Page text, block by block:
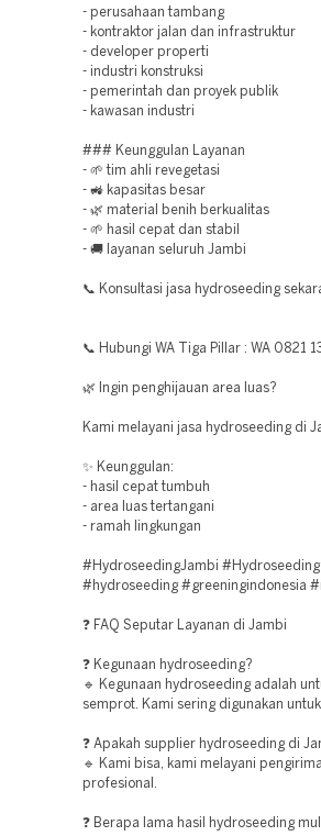
- perusahaan tambang
- kontraktor jalan dan infrastruktur
- developer properti
- industri konstruksi
- pemerintah dan proyek publik
- kawasan industri
### Keunggulan Layanan
- 🌱 tim ahli revegetasi
- 🚜 kapasitas besar
- 🌿 material benih berkualitas
- 🌱 hasil cepat dan stabil
- 🚚 layanan seluruh Jambi
📞 Konsultasi jasa hydroseeding
📞 Hubungi WA Tiga Pillar : WA 0821
🌿 Ingin penghijauan area luas?
Kami melayani jasa hydroseeding di
✨ Keunggulan:
- hasil cepat tumbuh
- area luas tertangani
- ramah lingkungan
#HydroseedingJambi
#hydroseeding #greeningindonesia
❓ FAQ Seputar Layanan di Jambi
❓ Kegunaan hydroseeding?
🔹 Kegunaan hydroseeding adalah
semprot. Kami sering digunakan
❓ Apakah supplier hydroseeding di
🔹 Kami bisa, kami melayani
profesional.
❓ Berapa lama hasil hydroseeding